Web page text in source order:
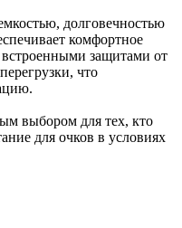
долговечностью
комфортное
защитами от
что
выбором для тех, кто
для очков в условиях